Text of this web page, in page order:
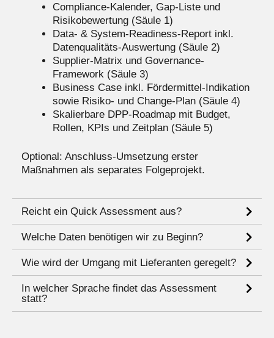
Compliance-Kalender, Gap-Liste und
Risikobewertung (Säule 1)
Data- & System-Readiness-Report inkl.
Datenqualitäts-Auswertung (Säule 2)
Supplier-Matrix und Governance-
Framework (Säule 3)
Business Case inkl. Fördermittel-Indikation
sowie Risiko- und Change-Plan (Säule 4)
Skalierbare DPP-Roadmap mit Budget,
Rollen, KPIs und Zeitplan (Säule 5)
Optional: Anschluss-Umsetzung erster
Maßnahmen als separates Folgeprojekt.
Reicht ein Quick Assessment aus?
Welche Daten benötigen wir zu Beginn?
Wie wird der Umgang mit Lieferanten geregelt?
In welcher Sprache findet das Assessment
statt?